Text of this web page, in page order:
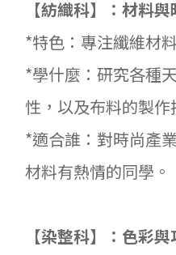
【紡織科】：材料
*特色：專注纖維材
*學什麼：研究各種
性，以及布料的製作
*適合誰：對時尚產
材料有熱情的同學。
【染整科】：色彩